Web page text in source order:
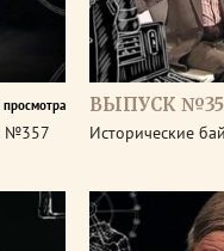
просмотра
№357
ВЫПУСК
Исторические